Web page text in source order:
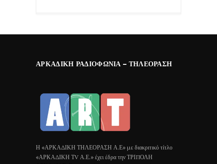
ΑΡΚΑΔΙΚΉ ΡΑΔΙΟΦΩΝΊΑ – ΤΗΛΕΌΡΑΣΗ
Η «ΑΡΚΑΔΙΚΗ ΤΗΛΕΟΡΑΣΗ Α.Ε» με διακριτικό τίτλο
«ΑΡΚΑΔΙΚΗ ΤV Α.Ε.» έχει έδρα την ΤΡΙΠΟΛΗ